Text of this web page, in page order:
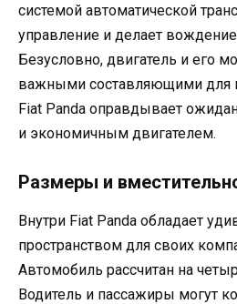
системой автоматической
управление и делает
Безусловно, двигатель и его
важными составляющими для
Fiat Panda оправдывает
и экономичным двигателем.
Размеры и
Внутри Fiat Panda обладает
пространством для своих
Автомобиль рассчитан на
Водитель и пассажиры могут